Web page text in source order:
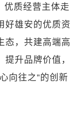
优质经营主体走
好雄安的优质资
态，共建高端高
升品牌价值，
向往之”的创新